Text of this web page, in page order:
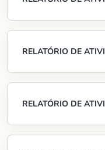
RELATÓRIO DE
RELATÓRIO DE